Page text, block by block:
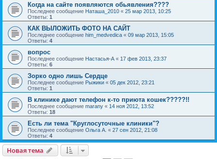
Когда на сайте появляются обьявления????
Последнее сообщение Наташа_2010 « 25 мар 2013, 10:25
Ответы: 1
КАК ВЫЛОЖИТЬ ФОТО НА САЙТ
Последнее сообщение him_medvedica « 09 мар 2013, 15:05
Ответы: 4
вопрос
Последнее сообщение Настасья-А « 17 фев 2013, 23:37
Ответы: 6
Зорко одно лишь Сердце
Последнее сообщение Рыжики « 05 дек 2012, 23:21
Ответы: 1
В клинике дают телефон к-то приюта кошек?????!!
Последнее сообщение marany « 14 ноя 2012, 13:52
Ответы: 18
Есть ли тема "Круглосуточные клиники"?
Последнее сообщение Ольга А. « 27 сен 2012, 21:08
Ответы: 4
Новая тема